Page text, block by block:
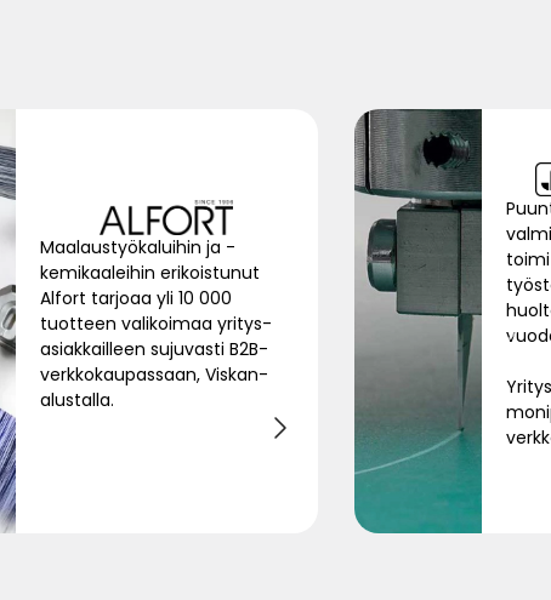
Maalaustyökaluihin ja -
kemikaaleihin erikoistunut
Alfort tarjoaa yli 10 000
tuotteen valikoimaa yritys-
asiakkailleen sujuvasti B2B-
verkkokaupassaan, Viskan-
alustalla.